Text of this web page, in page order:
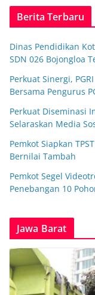
Berita Terbaru
Dinas Pendidikan
SDN 026 Bojongloa
Perkuat Sinergi,
Bersama Pengurus
Perkuat Diseminasi
Selaraskan Media
Pemkot Siapkan
Bernilai Tambah
Pemkot Segel
Penebangan 10
Jawa Barat